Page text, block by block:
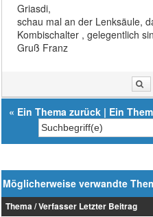
Griasdi,
schau mal an der Lenksäule,
Kombischalter , gelegentlich
Gruß Franz
« Ein Thema zurück | Ein
Möglicherweise verwandte
Thema / Verfasser Letzter Beitrag